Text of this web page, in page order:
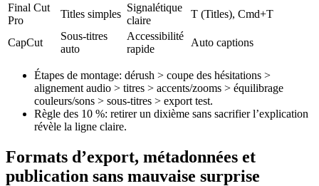
Final Cut
Pro
Titles simples
Signalétique
claire
T (Titles), Cmd+T
CapCut
Sous-titres
auto
Accessibilité
rapide
Auto captions
Étapes de montage: dérush > coupe des hésitations >
alignement audio > titres > accents/zooms > équilibrage
couleurs/sons > sous-titres > export test.
Règle des 10 %: retirer un dixième sans sacrifier l’explication
révèle la ligne claire.
Formats d’export, métadonnées et
publication sans mauvaise surprise